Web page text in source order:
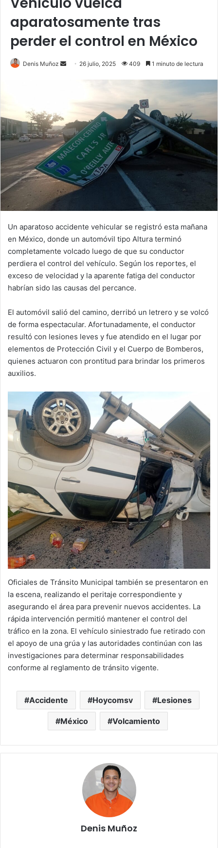
aparatosamente tras
perder el control en México
Denis Muñoz
Send 26 julio, 2025 409 1 minuto de lectura
Un aparatoso accidente vehicular se registró esta mañana
en México, donde un automóvil tipo Altura terminó
completamente volcado luego de que su conductor
perdiera el control del vehículo. Según los reportes, el
exceso de velocidad y la aparente fatiga del conductor
habrían sido las causas del percance.
El automóvil salió del camino, derribó un letrero y se volcó
de forma espectacular. Afortunadamente, el conductor
resultó con lesiones leves y fue atendido en el lugar por
elementos de Protección Civil y el Cuerpo de Bomberos,
quienes actuaron con prontitud para brindar los primeros
auxilios.
Oficiales de Tránsito Municipal también se presentaron en
la escena, realizando el peritaje correspondiente y
asegurando el área para prevenir nuevos accidentes. La
rápida intervención permitió mantener el control del
tráfico en la zona. El vehículo siniestrado fue retirado con
el apoyo de una grúa y las autoridades continúan con las
investigaciones para determinar responsabilidades
conforme al reglamento de tránsito vigente.
Accidente Hoycomsv Lesiones
México Volcamiento
Denis Muñoz